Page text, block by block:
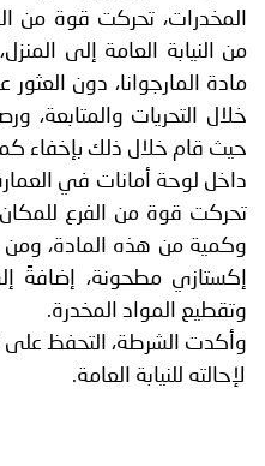
المخدرات، تحركت قوة من
من النيابة العامة إلى
مادة المارجوانا، دون
خلال التحريات والمتابعة،
حيث قام خلال ذلك بإخفاء
داخل لوحة أمانات في
تحركت قوة من الفرع
وكمية من هذه المادة،
إكستازي مطحونة، إضافةً
وتقطيع المواد المخدرة.
وأكدت الشرطة، التحفظ على
لإحالته للنيابة العامة.